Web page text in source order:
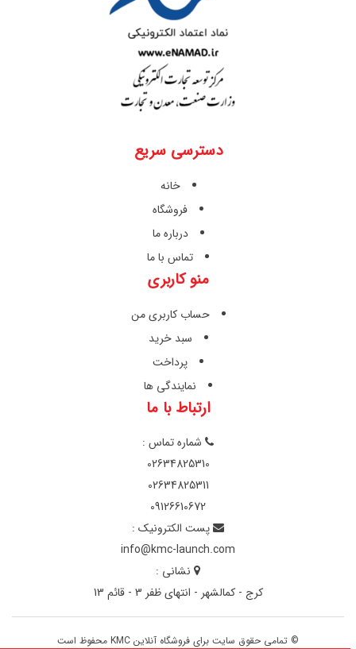
دسترسی سریع
خانه
فروشگاه
درباره ما
تماس با ما
منو کاربری
حساب کاربری من
سبد خرید
پرداخت
نمایندگی ها
ارتباط با ما
شماره تماس :
02634825310
02634825311
09126610672
پست الکترونیک :
info@kmc-launch.com
نشانی :
کرج - کمالشهر - انتهای ظفر 3 - قائم 13
© تمامی حقوق سایت برای فروشگاه آنلاین KMC محفوظ است